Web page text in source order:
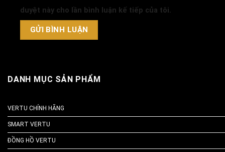
DANH MỤC SẢN PHẨM
VERTU CHÍNH HÃNG
SMART VERTU
ĐỒNG HỒ VERTU
duyệt này cho lần bình luận kế tiếp của tôi.